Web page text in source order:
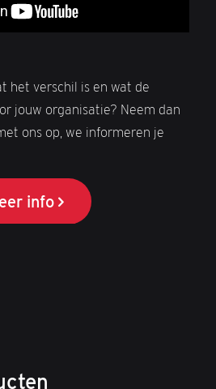
het verschil is en wat de
jouw organisatie? Neem dan
ons op, we informeren je
info